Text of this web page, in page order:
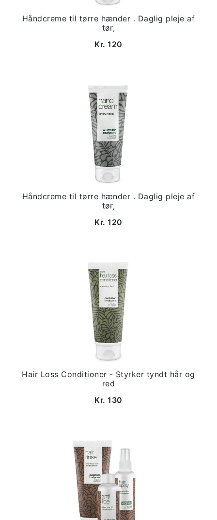
Håndcreme til tørre hænder . Daglig pleje af
tør,
Kr. 120
Håndcreme til tørre hænder . Daglig pleje af
tør,
Kr. 120
Hair Loss Conditioner - Styrker tyndt hår og
red
Kr. 130